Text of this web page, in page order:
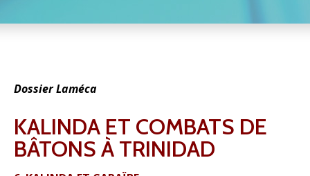
Dossier Laméca
KALINDA ET COMBATS DE
BÂTONS À TRINIDAD